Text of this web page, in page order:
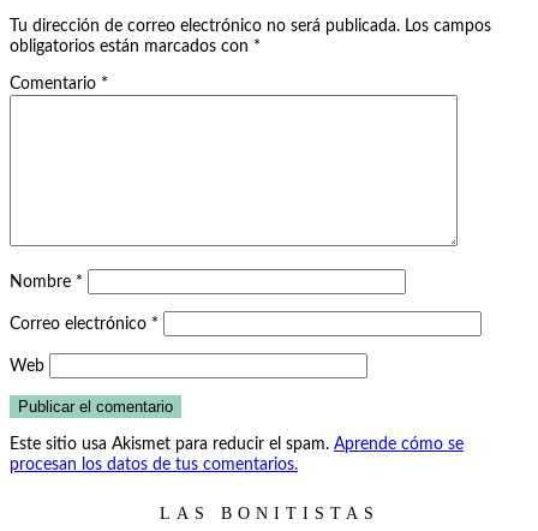
Tu dirección de correo electrónico no será publicada. Los campos
obligatorios están marcados con *
Comentario *
Nombre *
Correo electrónico *
Web
Este sitio usa Akismet para reducir el spam. Aprende cómo se
procesan los datos de tus comentarios.
LAS BONITISTAS